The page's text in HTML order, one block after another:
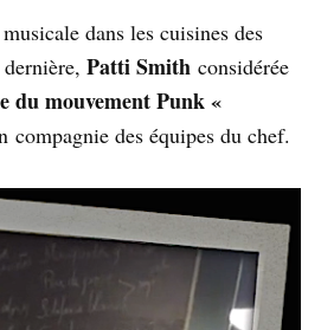
dans les cuisines des
Patti Smith considérée
du mouvement Punk «
compagnie des équipes du chef.